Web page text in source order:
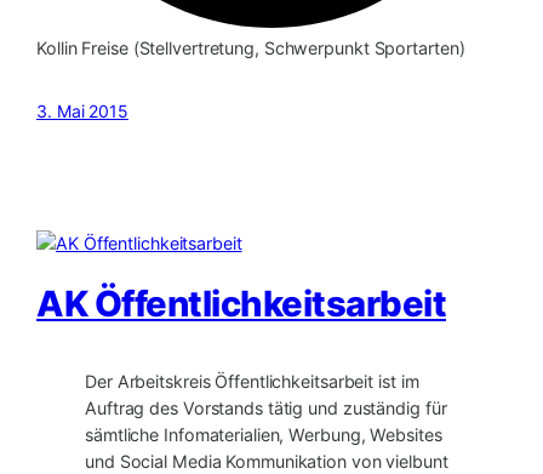
Kollin Freise (Stellvertretung, Schwerpunkt Sportarten)
3. Mai 2015
AK Öffentlichkeitsarbeit
Der Arbeitskreis Öffentlichkeitsarbeit ist im
Auftrag des Vorstands tätig und zuständig für
sämtliche Infomaterialien, Werbung, Websites
und Social Media Kommunikation von vielbunt